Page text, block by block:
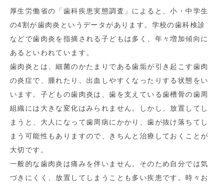
厚生労働省の「歯科疾患実態調査」によると、小・中学生
の4割が歯肉炎というデータがあります。学校の歯科検診
などで歯肉炎を指摘される子どもは多く、年々増加傾向に
あるといわれています。
歯肉炎とは、細菌のかたまりである歯垢が引き起こす歯肉
の炎症で、腫れたり、出血しやすくなったりする状態をい
います。子どもの歯肉炎は、歯を支えている歯槽骨の歯周
組織には大きな変化はみられません。しかし、放置してし
まうと、大人になって歯周病にかかり、歯が抜け落ちてし
まう可能性もありますので、きちんと治療しておくことが
大切です。
一般的な歯肉炎は痛みを伴いません。そのため自分では気
づきにくく、放置してしまうことも多い疾患です。時々お